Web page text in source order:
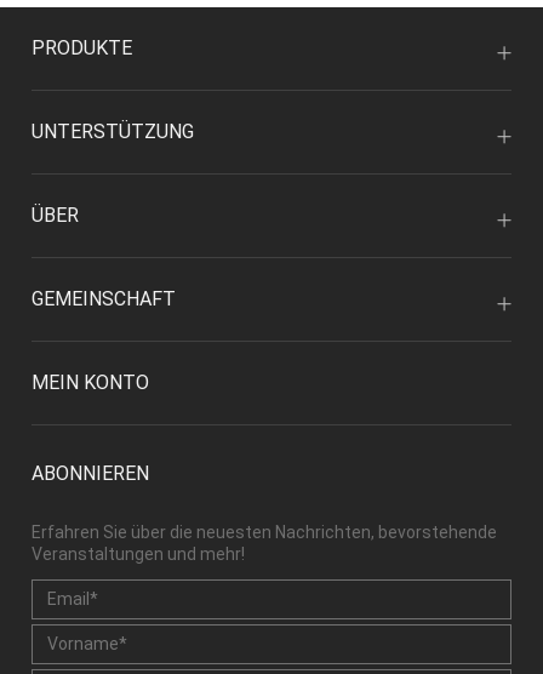
PRODUKTE
UNTERSTÜTZUNG
ÜBER
GEMEINSCHAFT
MEIN KONTO
ABONNIEREN
Erfahren Sie über die neuesten Nachrichten, bevorstehende
Veranstaltungen und mehr!